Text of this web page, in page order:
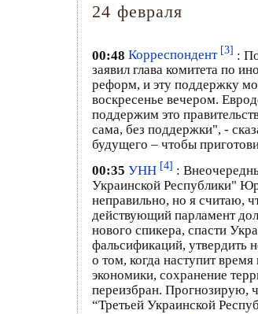
24 февраля
00:48 Корреспондент [3] :
заявил глава комитета по
реформ, и эту поддержку
воскресенье вечером.
поддержим это
сама, без поддержки", -
будущего – чтобы
00:35 УНН [4] :
Украинской Республики"
неправильно, но я считаю,
действующий парламент
нового спикера, спасти
фальсификаций, утвердить
о том, когда наступит
экономики, сохранение
переизбран. Прогнозирую,
“Третьей Украинской